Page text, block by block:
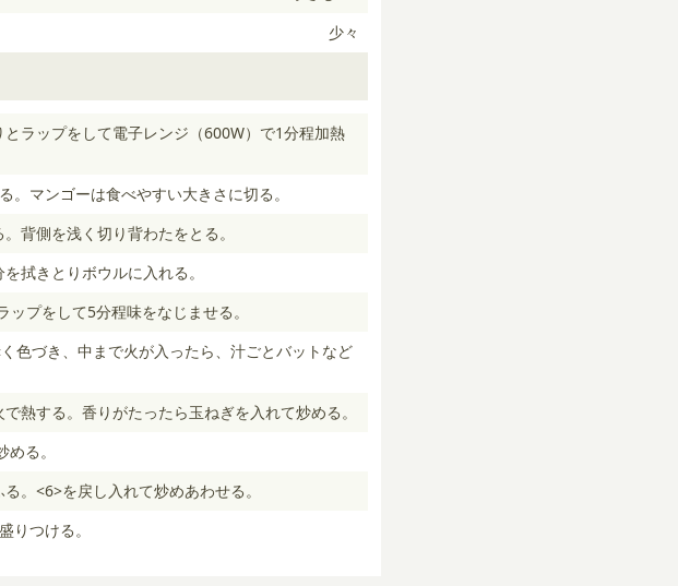
少々
ラップをして電子レンジ（600W）で1分程加熱
マンゴーは食べやすい大きさに切る。
背側を浅く切り背わたをとる。
拭きとりボウルに入れる。
プをして5分程味をなじませる。
色づき、中まで火が入ったら、汁ごとバットなど
熱する。香りがたったら玉ねぎを入れて炒める。
る。
。<6>を戻し入れて炒めあわせる。
りつける。